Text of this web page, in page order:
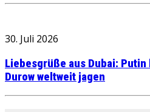
30. Juli 2026
Liebesgrüße aus Dubai:
Durow weltweit jagen